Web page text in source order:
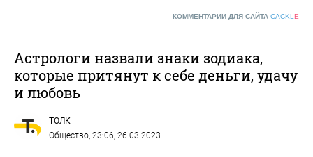
КОММЕНТАРИИ ДЛЯ САЙТА CACKL E
Астрологи назвали знаки зодиака,
которые притянут к себе деньги, удачу
и любовь
ТОЛК
Общество, 23:06, 26.03.2023